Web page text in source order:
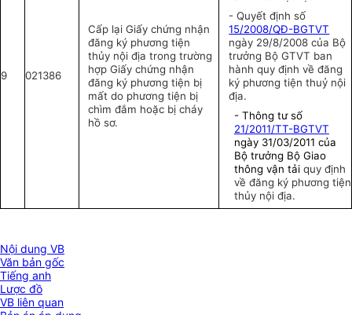
9 021386
Cấp lại Giấy chứng nhận
đăng ký phương tiện
thủy nội địa trong trường
hợp Giấy chứng nhận
đăng ký phương tiện bị
mất do phương tiện bị
chìm đắm hoặc bị cháy
hồ sơ.
- Quyết định số
15/2008/QĐ-BGTVT
ngày 29/8/2008 của Bộ
trưởng Bộ GTVT ban
hành quy định về đăng
ký phương tiện thuỷ nội
địa.
- Thông tư số
21/2011/TT-BGTVT
ngày 31/03/2011 của
Bộ trưởng Bộ Giao
thông vận tải quy định
về đăng ký phương tiện
thủy nội địa.
Nội dung VB
Văn bản gốc
Tiếng anh
Lược đồ
VB liên quan